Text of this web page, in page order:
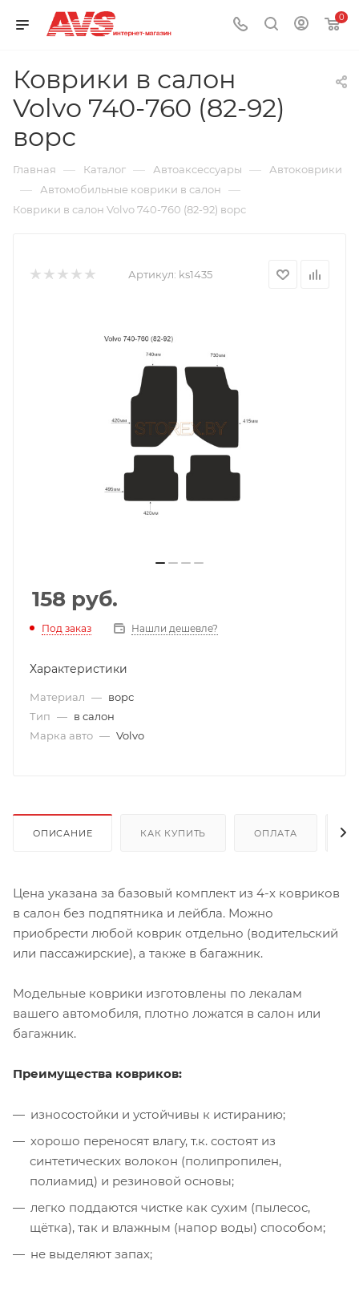
0
Коврики в салон
Volvo 740-760 (82-92)
ворс
Главная — Каталог — Автоаксессуары — Автоковрики
— Автомобильные коврики в салон —
Коврики в салон Volvo 740-760 (82-92) ворс
Артикул: ks1435
158 руб.
Под заказ Нашли дешевле?
Характеристики
Материал — ворс
Тип — в салон
Марка авто — Volvo
ОПИСАНИЕ КАК КУПИТЬ ОПЛАТА
Цена указана за базовый комплект из 4-х ковриков
в салон без подпятника и лейбла. Можно
приобрести любой коврик отдельно (водительский
или пассажирские), а также в багажник.
Модельные коврики изготовлены по лекалам
вашего автомобиля, плотно ложатся в салон или
багажник.
Преимущества ковриков:
износостойки и устойчивы к истиранию;
хорошо переносят влагу, т.к. состоят из
синтетических волокон (полипропилен,
полиамид) и резиновой основы;
легко поддаются чистке как сухим (пылесос,
щётка), так и влажным (напор воды) способом;
не выделяют запах;